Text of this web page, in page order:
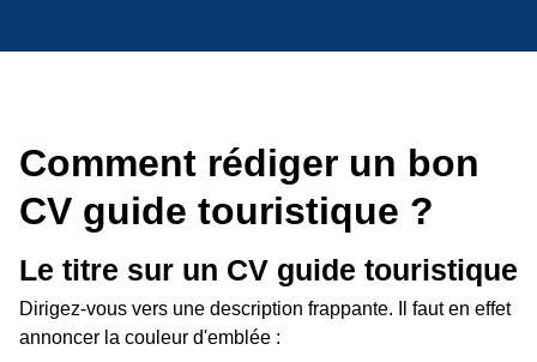
Comment rédiger un bon
CV guide touristique ?
Le titre sur un CV guide touristique
Dirigez-vous vers une description frappante. Il faut en effet
annoncer la couleur d'emblée :